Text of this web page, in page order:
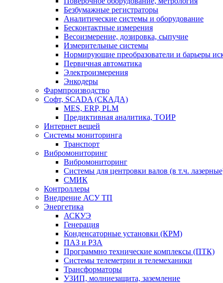
Безбумажные регистраторы
Аналитические системы и оборудование
Бесконтактные измерения
Весоизмерение, дозировка, сыпучие
Измерительные системы
Нормирующие преобразователи и барьеры
Первичная автоматика
Электроизмерения
Энкодеры
Фармпроизводство
Софт, SCADA (СКАДА)
MES, ERP, PLM
Предиктивная аналитика, ТОИР
Интернет вещей
Системы мониторинга
Транспорт
Вибромониторинг
Вибромониторинг
Системы для центровки валов (в т.ч.
СМИК
Контроллеры
Внедрение АСУ ТП
Энергетика
АСКУЭ
Генерация
Конденсаторные установки (КРМ)
ПАЗ и РЗА
Программно технические комплексы (ПТК)
Системы телеметрии и телемеханики
Трансформаторы
УЗИП, молниезащита, заземление